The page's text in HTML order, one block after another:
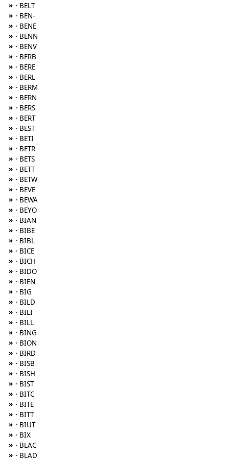
» · BELT
» · BEN-
» · BENE
» · BENN
» · BENV
» · BERB
» · BERE
» · BERL
» · BERM
» · BERN
» · BERS
» · BERT
» · BEST
» · BETI
» · BETR
» · BETS
» · BETT
» · BETW
» · BEVE
» · BEWA
» · BEYO
» · BIAN
» · BIBE
» · BIBL
» · BICE
» · BICH
» · BIDO
» · BIEN
» · BIG
» · BILD
» · BILI
» · BILL
» · BING
» · BION
» · BIRD
» · BISB
» · BISH
» · BIST
» · BITC
» · BITE
» · BITT
» · BIUT
» · BIX
» · BLAC
» · BLAD